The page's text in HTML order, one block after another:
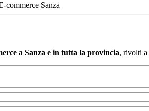
commerce Sanza
a Sanza e in tutta la provincia, rivolti a